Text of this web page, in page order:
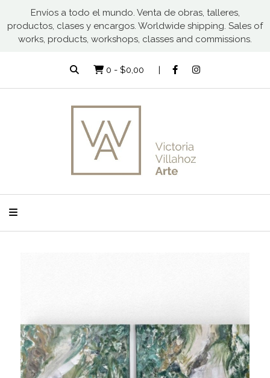
Envíos a todo el mundo. Venta de obras, talleres,
productos, clases y encargos. Worldwide shipping. Sales of
works, products, workshops, classes and commissions.
0 - $0,00